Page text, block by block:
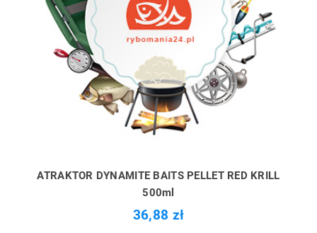
ATRAKTOR DYNAMITE BAITS PELLET RED KRILL
500ml
36,88 zł